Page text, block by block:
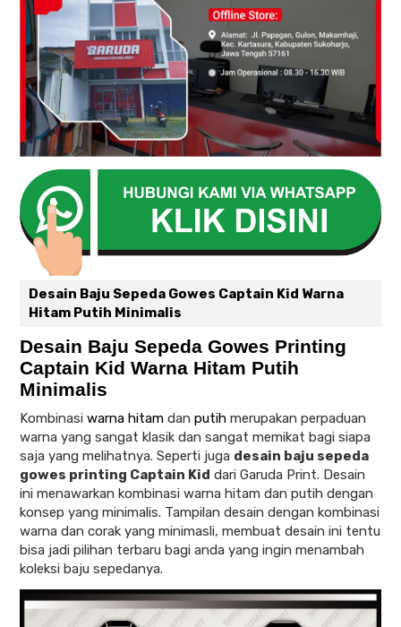
Desain Baju Sepeda Gowes Captain Kid Warna
Hitam Putih Minimalis
Desain Baju Sepeda Gowes Printing
Captain Kid Warna Hitam Putih
Minimalis
Kombinasi warna hitam dan putih merupakan perpaduan
warna yang sangat klasik dan sangat memikat bagi siapa
saja yang melihatnya. Seperti juga desain baju sepeda
gowes printing Captain Kid dari Garuda Print. Desain
ini menawarkan kombinasi warna hitam dan putih dengan
konsep yang minimalis. Tampilan desain dengan kombinasi
warna dan corak yang minimasli, membuat desain ini tentu
bisa jadi pilihan terbaru bagi anda yang ingin menambah
koleksi baju sepedanya.